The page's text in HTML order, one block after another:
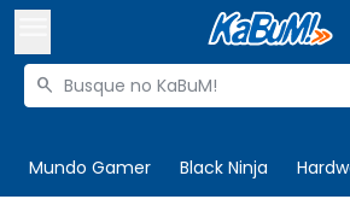
Buscar produtos

Mundo Gamer Black Ninja